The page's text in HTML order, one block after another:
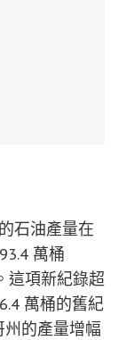
石油產量在
萬桶
這項新紀錄超
萬桶的舊紀
的產量增幅